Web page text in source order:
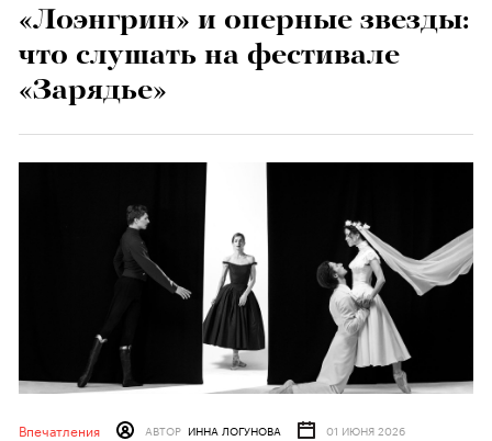
«Лоэнгрин» и оперные звезды:
что слушать на фестивале
«Зарядье»
Впечатления АВТОР ИННА ЛОГУНОВА 01 ИЮНЯ 2026